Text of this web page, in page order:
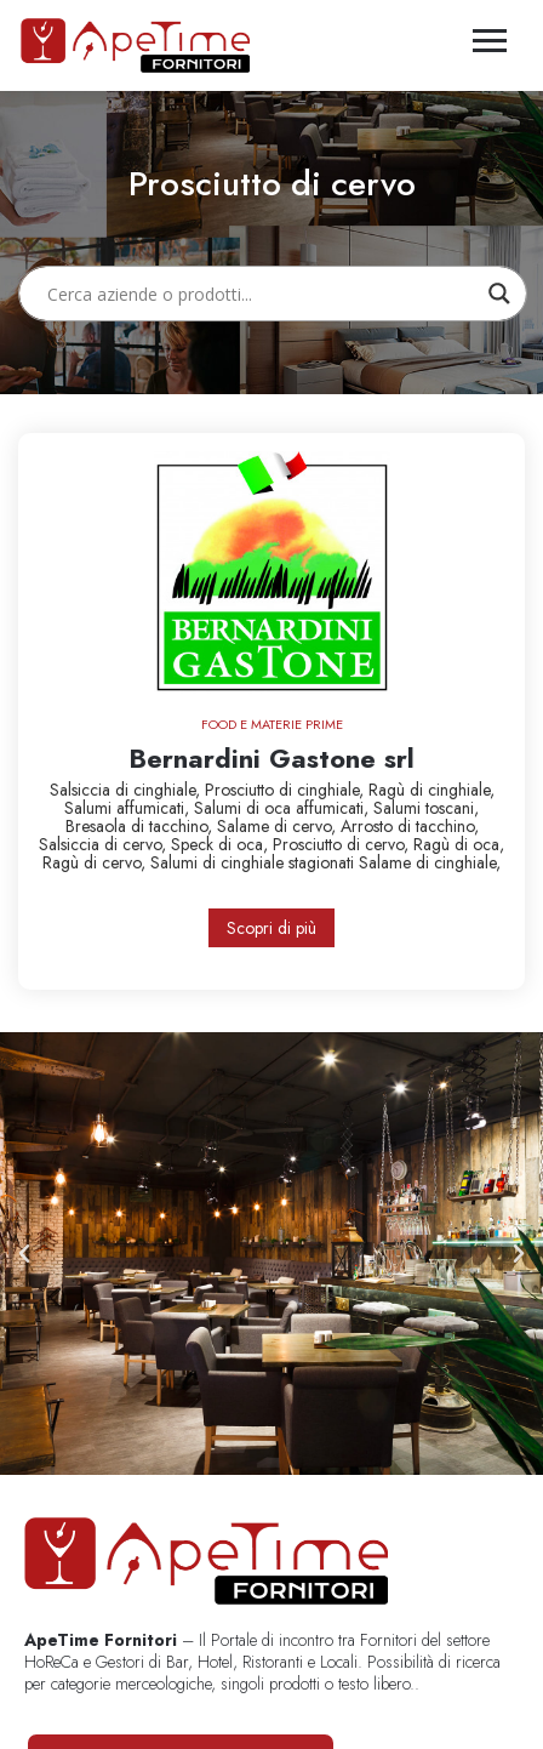
Prosciutto di cervo
FOOD E MATERIE PRIME
Bernardini Gastone srl
Salsiccia di cinghiale, Prosciutto di cinghiale, Ragù di cinghiale,
Salumi affumicati, Salumi di oca affumicati, Salumi toscani,
Bresaola di tacchino, Salame di cervo, Arrosto di tacchino,
Salsiccia di cervo, Speck di oca, Prosciutto di cervo, Ragù di oca,
Ragù di cervo, Salumi di cinghiale stagionati Salame di cinghiale,
Scopri di più
ApeTime Fornitori – Il Portale di incontro tra Fornitori del settore
HoReCa e Gestori di Bar, Hotel, Ristoranti e Locali. Possibilità di ricerca
per categorie merceologiche, singoli prodotti o testo libero..